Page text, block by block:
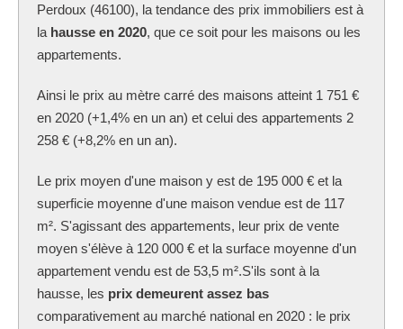
Perdoux (46100), la tendance des prix immobiliers est à
la hausse en 2020, que ce soit pour les maisons ou les
appartements.
Ainsi le prix au mètre carré des maisons atteint 1 751 €
en 2020 (+1,4% en un an) et celui des appartements 2
258 € (+8,2% en un an).
Le prix moyen d'une maison y est de 195 000 € et la
superficie moyenne d'une maison vendue est de 117
m². S'agissant des appartements, leur prix de vente
moyen s'élève à 120 000 € et la surface moyenne d'un
appartement vendu est de 53,5 m².S'ils sont à la
hausse, les prix demeurent assez bas
comparativement au marché national en 2020 : le prix